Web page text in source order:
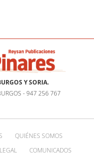
Y SORIA.
- 947 256 767
QUIÉNES SOMOS
COMUNICADOS